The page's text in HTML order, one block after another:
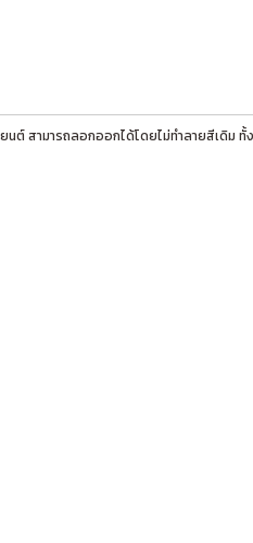
ต์ สามารถลอกออกได้โดยไม่ทำลายสีเดิม